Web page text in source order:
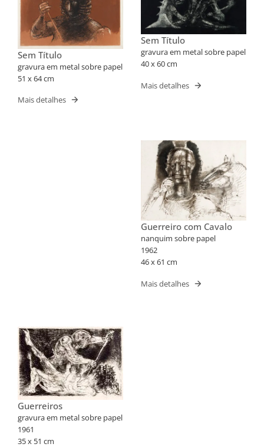
Sem Título
gravura em metal sobre papel
51 x 64 cm
Mais detalhes
Sem Título
gravura em metal sobre papel
40 x 60 cm
Mais detalhes
Guerreiro com Cavalo
nanquim sobre papel
1962
46 x 61 cm
Mais detalhes
Guerreiros
gravura em metal sobre papel
1961
35 x 51 cm